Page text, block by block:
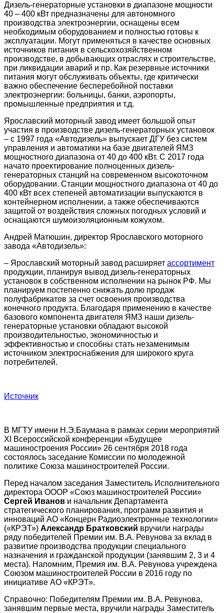
Дизель-генераторные установки в диапазоне мощности
40 – 400 кВт предназначены для автономного
производства электроэнергии, оснащены всем
необходимым оборудованием и полностью готовы к
эксплуатации. Могут применяться в качестве основных
источников питания в сельскохозяйственном
производстве, в добывающих отраслях и строительстве,
при ликвидации аварий и пр. Как резервные источники
питания могут обслуживать объекты, где критически
важно обеспечение бесперебойной поставки
электроэнергии: больницы, банки, аэропорты,
промышленные предприятия и т.д.
Ярославский моторный завод имеет большой опыт
участия в производстве дизель-генераторных установок
– с 1997 года «Автодизель» выпускает ДГУ без систем
управления и автоматики на базе двигателей ЯМЗ
мощностного диапазона от 40 до 400 кВт. С 2017 года
начато проектирование полноценных дизель-
генераторных станций на современном высокоточном
оборудовании. Станции мощностного диапазона от 40 до
400 кВт всех степеней автоматизации выпускаются в
контейнерном исполнении, а также обеспечиваются
защитой от воздействия сложных погодных условий и
оснащаются шумоизоляционным кожухом.
Андрей Матюшин, директор Ярославского моторного
завода «Автодизель»:
– Ярославский моторный завод расширяет ассортимент
продукции, планируя вывод дизель-генераторных
установок в собственном исполнении на рынок РФ. Мы
планируем постепенно снижать долю продаж
полуфабрикатов за счет освоения производства
конечного продукта. Благодаря применению в качестве
базового компонента двигателя ЯМЗ наши дизель-
генераторные установки обладают высокой
производительностью, экономичностью и
эффективностью и способны стать незаменимым
источником электроснабжения для широкого круга
потребителей.
Источник
В МГТУ имени Н.Э.Баумана в рамках серии мероприятий
XI Всероссийской конференции «Будущее
машиностроения России» 26 сентября 2018 года
состоялось заседание Комиссии по молодежной
политике Союза машиностроителей России.
Перед началом заседания Заместитель Исполнительного
директора ОООР «Союз машиностроителей России»
Сергей Иванов и начальник Департамента
стратегического планирования, программ развития и
инноваций АО «Концерн Радиоэлектронные технологии»
(«КРЭТ») Александр Братковский вручили награды
ряду победителей Премии им. В.А. Ревунова за вклад в
развитие производства продукции специального
назначения и гражданской продукции (занявшим 2, 3 и 4
места). Напомним, Премия им. В.А. Ревунова учреждена
Союзом машиностроителей России в 2016 году по
инициативе АО «КРЭТ».
Справочно: Победителям Премии им. В.А. Ревунова,
занявшим первые места, вручили награды Заместитель